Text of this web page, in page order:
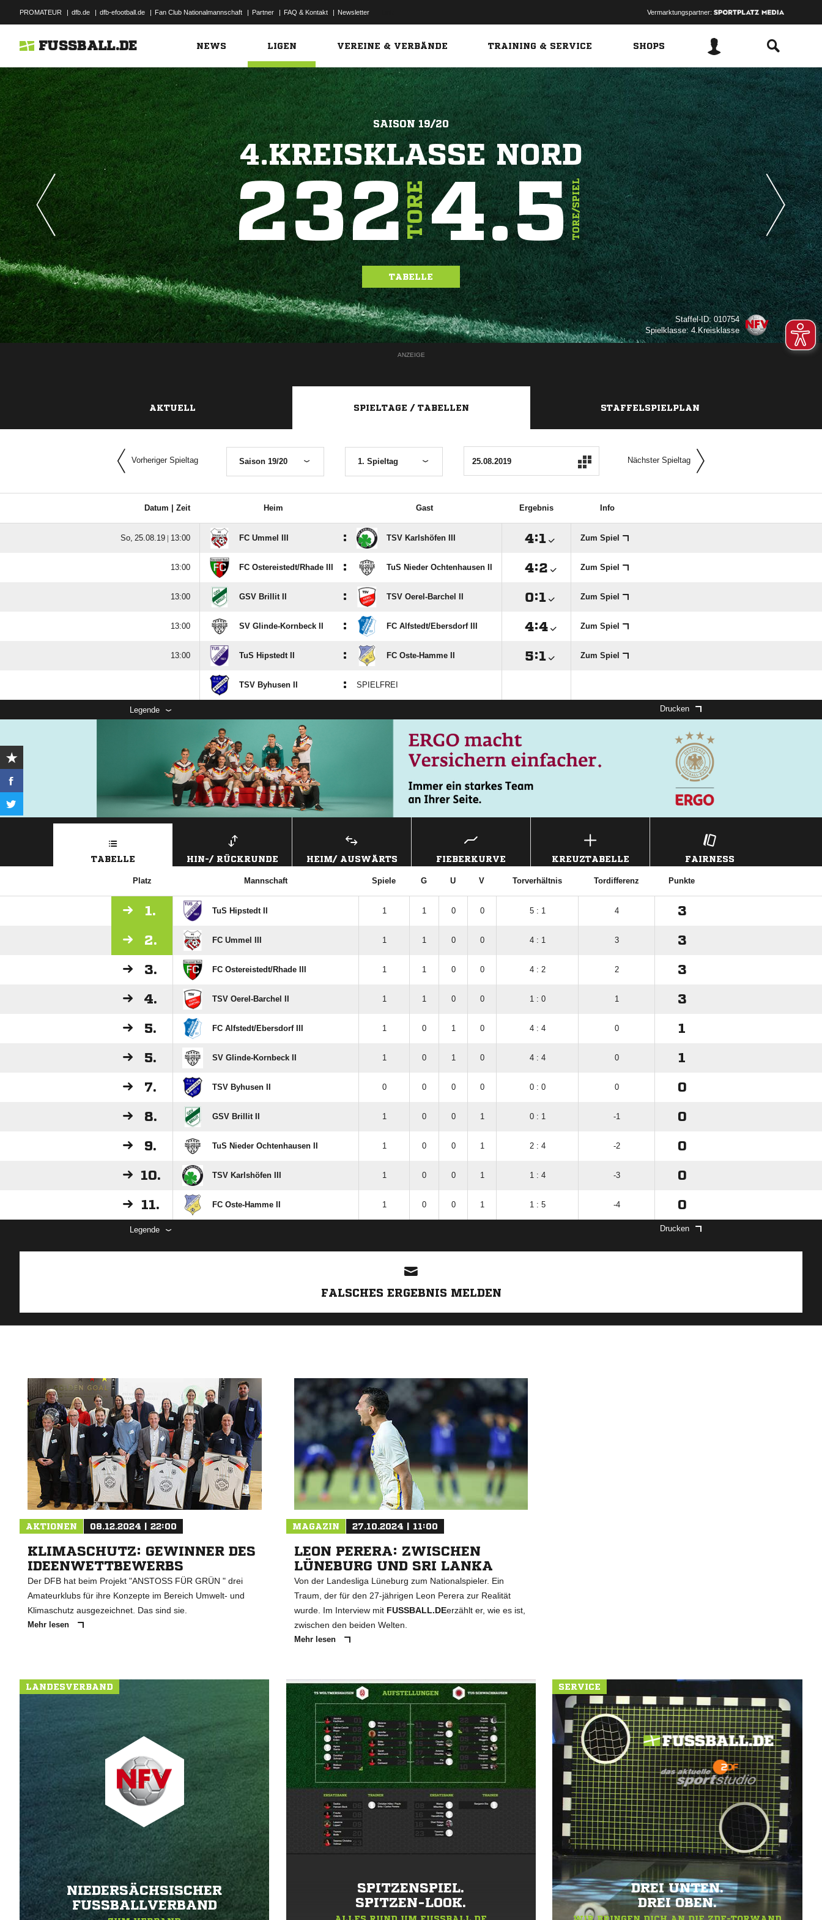
PROMATEUR | dfb.de | dfb-efootball.de | Fan Club Nationalmannschaft | Partner | FAQ & Kontakt | Newsletter Vermarktungspartner:
FUSSBALL.DE NEWS LIGEN VEREINE & VERBÄNDE TRAINING & SERVICE SHOPS
SAISON 19/20
4.KREISKLASSE NORD
232TORE4.5TORE/SPIEL
TABELLE
Staffel-ID: 010754
Spielklasse: 4.Kreisklasse
ANZEIGE
AKTUELL SPIELTAGE / TABELLEN STAFFELSPIELPLAN
Vorheriger Spieltag Saison 19/20 1. Spieltag Nächster Spieltag
Datum | Zeit Heim Gast Ergebnis Info
  |  FC Ummel III : TSV Karlshöfen III : Zum Spiel
 FC Ostereistedt/​Rhade III : TuS Nieder Ochtenhausen II : Zum Spiel
 GSV Brillit II : TSV Oerel-Barchel II : Zum Spiel
 SV Glinde-Kornbeck II : FC Alfstedt/​Ebersdorf III : Zum Spiel
 TuS Hipstedt II : FC Oste-Hamme II : Zum Spiel
TSV Byhusen II : SPIELFREI
Legende Drucken
TABELLE HIN-/ RÜCKRUNDE HEIM/ AUSWÄRTS FIEBERKURVE KREUZTABELLE FAIRNESS
Platz Mannschaft Spiele G U V Torverhältnis Tordifferenz Punkte
1. TuS Hipstedt II 1 1 0 0 5 : 1 4 3
2. FC Ummel III 1 1 0 0 4 : 1 3 3
3. FC Ostereistedt/​Rhade III 1 1 0 0 4 : 2 2 3
4. TSV Oerel-Barchel II 1 1 0 0 1 : 0 1 3
5. FC Alfstedt/​Ebersdorf III 1 0 1 0 4 : 4 0 1
5. SV Glinde-Kornbeck II 1 0 1 0 4 : 4 0 1
7. TSV Byhusen II 0 0 0 0 0 : 0 0 0
8. GSV Brillit II 1 0 0 1 0 : 1 -1 0
9. TuS Nieder Ochtenhausen II 1 0 0 1 2 : 4 -2 0
10. TSV Karlshöfen III 1 0 0 1 1 : 4 -3 0
11. FC Oste-Hamme II 1 0 0 1 1 : 5 -4 0
Legende Drucken
FALSCHES ERGEBNIS MELDEN
AKTIONEN 08.12.2024 | 22:00
KLIMASCHUTZ: GEWINNER DES
IDEENWETTBEWERBS
Der DFB hat beim Projekt "ANSTOSS FÜR GRÜN " drei
Amateurklubs für ihre Konzepte im Bereich Umwelt- und
Klimaschutz ausgezeichnet. Das sind sie.
Mehr lesen
MAGAZIN 27.10.2024 | 11:00
LEON PERERA: ZWISCHEN
LÜNEBURG UND SRI LANKA
Von der Landesliga Lüneburg zum Nationalspieler. Ein
Traum, der für den 27-jährigen Leon Perera zur Realität
wurde. Im Interview mit FUSSBALL.DEerzählt er, wie es ist,
zwischen den beiden Welten.
Mehr lesen
LANDESVERBAND
NIEDERSÄCHSISCHER
FUSSBALLVERBAND
SPITZENSPIEL.
SPITZEN-LOOK.
SERVICE
DREI UNTEN.
DREI OBEN.